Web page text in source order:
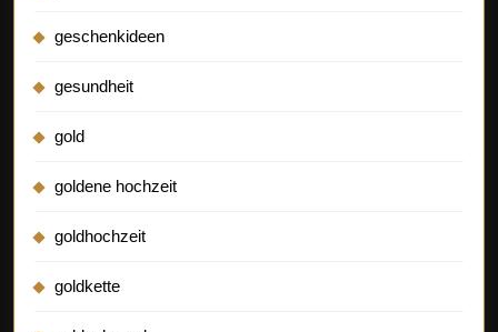
geschenkideen
gesundheit
gold
goldene hochzeit
goldhochzeit
goldkette